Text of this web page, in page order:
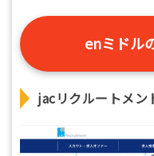
enミドル
jacリクルートメン